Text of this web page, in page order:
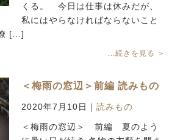
くる。 今日は仕事は休みだが、
私にはやらなければならないこと
[…]
...続きを見る ＞
＜梅雨の窓辺＞前編 読みもの
2020年7月10日 ｜読みもの
＜梅雨の窓辺＞ 前編 夏のよう